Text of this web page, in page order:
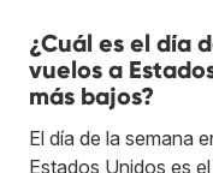
¿Cuál es el día
vuelos a
más bajos?
El día de la semana
Estados Unidos es